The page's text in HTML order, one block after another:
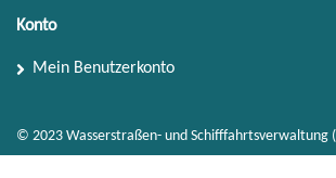
Konto
Mein Benutzerkonto
© 2023 Wasserstraßen- und Schifffahrtsverwaltung